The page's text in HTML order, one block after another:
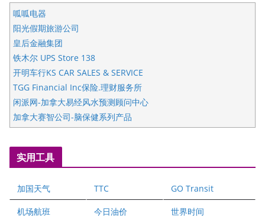
呱呱电器
阳光假期旅游公司
皇后金融集团
铁木尔 UPS Store 138
开明车行KS CAR SALES & SERVICE
TGG Financial Inc保险.理财服务所
闲派网-加拿大易经风水预测顾问中心
加拿大赛智公司-脑保健系列产品
国际注册执业营养师公会
爱德华连锁酒店万锦分店
健健宝公司
二十一世纪美联地产公司
实用工具
加国天气 TTC GO Transit
机场航班 今日油价 世界时间